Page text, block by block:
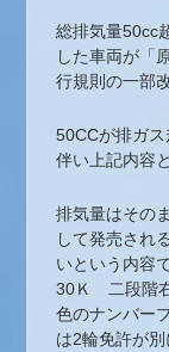
総排気量50cc
した車両が「
行規則の一部
50CCが排ガ
伴い上記内容
排気量はその
して発売され
いという内容
30Ｋ 二段階
色のナンバー
は2輪免許が別